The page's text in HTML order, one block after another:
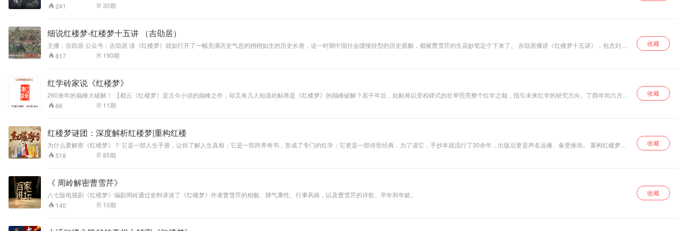
241
30期
细说红楼梦-红楼梦十五讲 （吉劭居）
​主播：吉劭居 公众号：吉劭居 读《红楼梦》就如打开了一幅充满历史气息的栩栩如生的历史长卷，这一时期中国社会缓慢转型的历史面貌，都被曹雪芹的生花妙笔定个下来了。 吉劭居播讲《红楼梦十五讲》，包含刘梦
溪、冯其庸、蔡义江、马瑞芳、叶朗、龚鹏程、刘敬圻、李希凡、张锦池、吕启祥、孙逊、刘广定、童元方、周汝昌、刘再复等名家的“红楼梦十五讲”。
817 190期
收藏
红学砖家说《红楼梦》
260来年的巅峰大破解！ 【都云《红楼梦》是古今小说的颠峰之作，却又有几人知道此帖将是《红楼梦》的颠峰破解？若干年后，此帖将以里程碑式的壮举照亮整个红学之颠，指引未来红学的研究方向。丁酉年闰六月廿
一。红学砖家】
66 11期
收藏
红楼梦谜团：深度解析红楼梦|重构红楼
为什么要解密《红楼梦》？ 它是一部人生手册，让你了解人生真相；它是一部跨界奇书，形成了专门的红学；它更是一部传世经典，为了读它，手抄本就流行了30余年，出版后更是声名远播、备受推崇。 重构红楼梦，
形散而神不散，这种似断而连的多层解读模式，恰恰展示了红楼梦故事中纷繁复杂的情节脉络，从宏观到微观，从故事脉络到人物特征，无不探赜索隐，发人深省。 主播孟云剑老师通过认知思维方法透视红楼，让大家一
起发现属于自己的独特观点。课程综合运用分类概括、分析综合、抽象具体、逻辑历史等认知思维方法，帮助大家从逻辑角度读懂红楼，透视红楼隐藏的秘密。
518 85期
收藏
《 周岭解密曹雪芹》
八七版电视剧《红楼梦》编剧周岭通过史料讲述了《红楼梦》作者曹雪芹的相貌、脾气秉性、行事风格，以及曹雪芹的诗歌、卒年和年龄。
140
10期
收藏